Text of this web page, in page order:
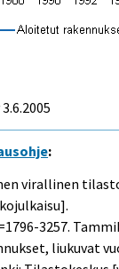
3.6.2005
:
virallinen
3257.
liukuvat